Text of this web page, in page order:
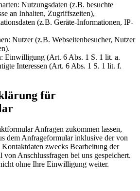
Nutzungsdaten (z.B. besuchte
an Inhalten, Zugriffszeiten),
(z.B. Geräte-Informationen, IP-
Nutzer (z.B. Webseitenbesucher, Nutzer
Einwilligung (Art. 6 Abs. 1 S. 1 lit. a.
Interessen (Art. 6 Abs. 1 S. 1 lit. f.
für
Anfragen zukommen lassen,
dem Anfrageformular inklusive der von
zwecks Bearbeitung der
Anschlussfragen bei uns gespeichert.
ohne Ihre Einwilligung weiter.